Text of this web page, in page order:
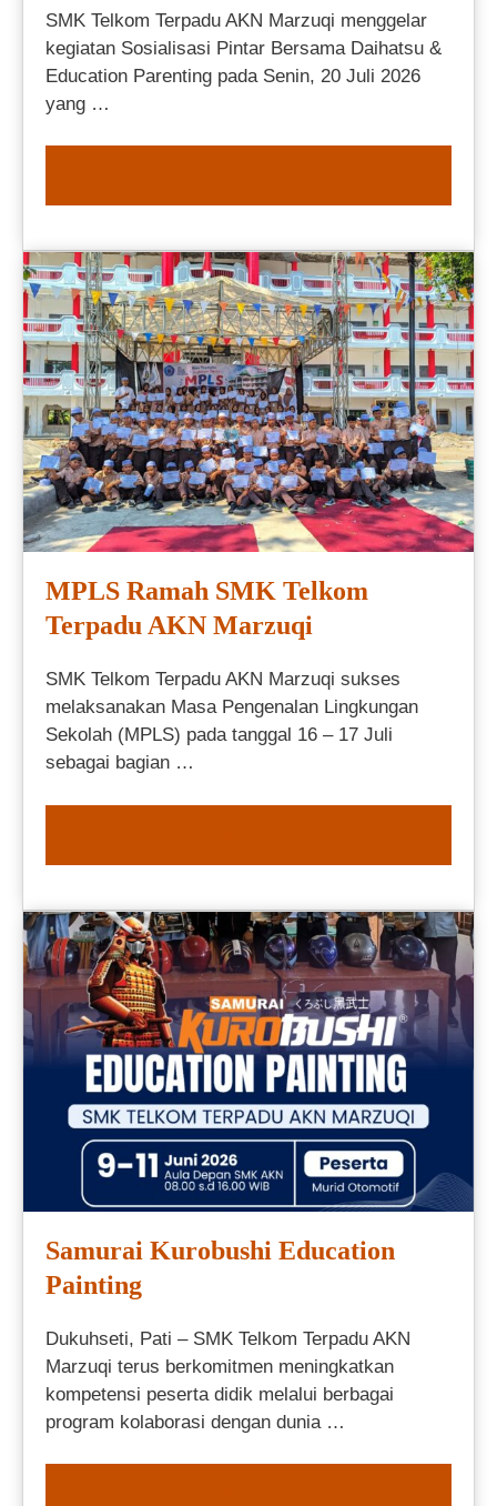
SMK Telkom Terpadu AKN Marzuqi menggelar
kegiatan Sosialisasi Pintar Bersama Daihatsu &
Education Parenting pada Senin, 20 Juli 2026
yang …
MPLS Ramah SMK Telkom
Terpadu AKN Marzuqi
SMK Telkom Terpadu AKN Marzuqi sukses
melaksanakan Masa Pengenalan Lingkungan
Sekolah (MPLS) pada tanggal 16 – 17 Juli
sebagai bagian …
Samurai Kurobushi Education
Painting
Dukuhseti, Pati – SMK Telkom Terpadu AKN
Marzuqi terus berkomitmen meningkatkan
kompetensi peserta didik melalui berbagai
program kolaborasi dengan dunia …